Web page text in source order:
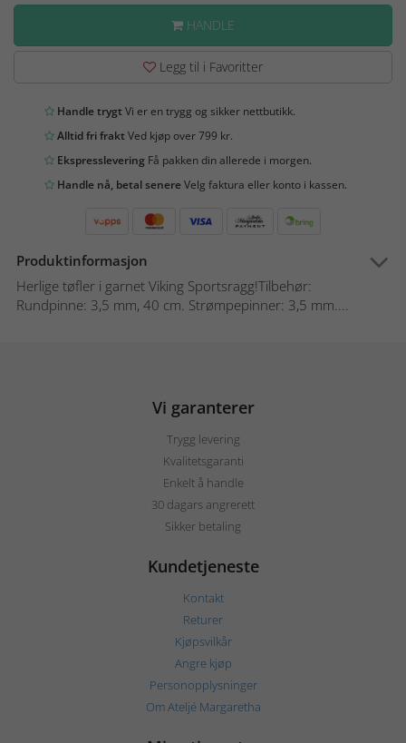
HANDLE
Legg til i Favoritter
Handle trygtVi er en trygg og sikker nettbutikk.
Alltid fri fraktVed kjøp over 799 kr.
Ekspresslevering Få pakken din allerede i morgen.
Handle nå, betal senereVelg faktura eller konto i kassen.
Produktinformasjon
Herlige tøfler i garnet Viking Sportsragg!Tilbehør:
Rundpinne: 3,5 mm, 40 cm. Strømpepinner: 3,5 mm....
Vi garanterer
Trygg levering
Kvalitetsgaranti
Enkelt å handle
30 dagars angrerett
Sikker betaling
Kundetjeneste
Kontakt
Returer
Kjøpsvilkår
Angre kjøp
Personopplysninger
Om Ateljé Margaretha